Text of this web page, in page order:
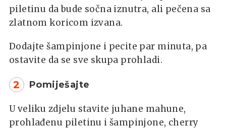
piletinu da bude sočna iznutra, ali pečena sa
zlatnom koricom izvana.
Dodajte šampinjone i pecite par minuta, pa
ostavite da se sve skupa prohladi.
2 Pomiješajte
U veliku zdjelu stavite juhane mahune,
prohlađenu piletinu i šampinjone, cherry